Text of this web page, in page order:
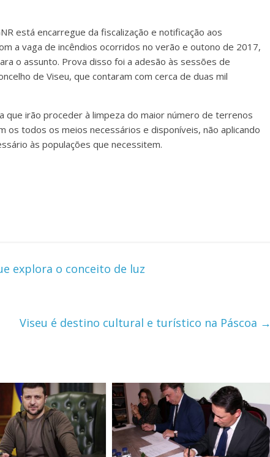
está encarregue da fiscalização e notificação aos
a vaga de incêndios ocorridos no verão e outono de 2017,
o assunto. Prova disso foi a adesão às sessões de
de Viseu, que contaram com cerca de duas mil
que irão proceder à limpeza do maior número de terrenos
os todos os meios necessários e disponíveis, não aplicando
às populações que necessitem.
explora o conceito de luz
Viseu é destino cultural e turístico na Páscoa →